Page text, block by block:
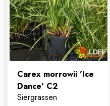
Carex morrowii 'Ice
Dance' C2
Siergrassen